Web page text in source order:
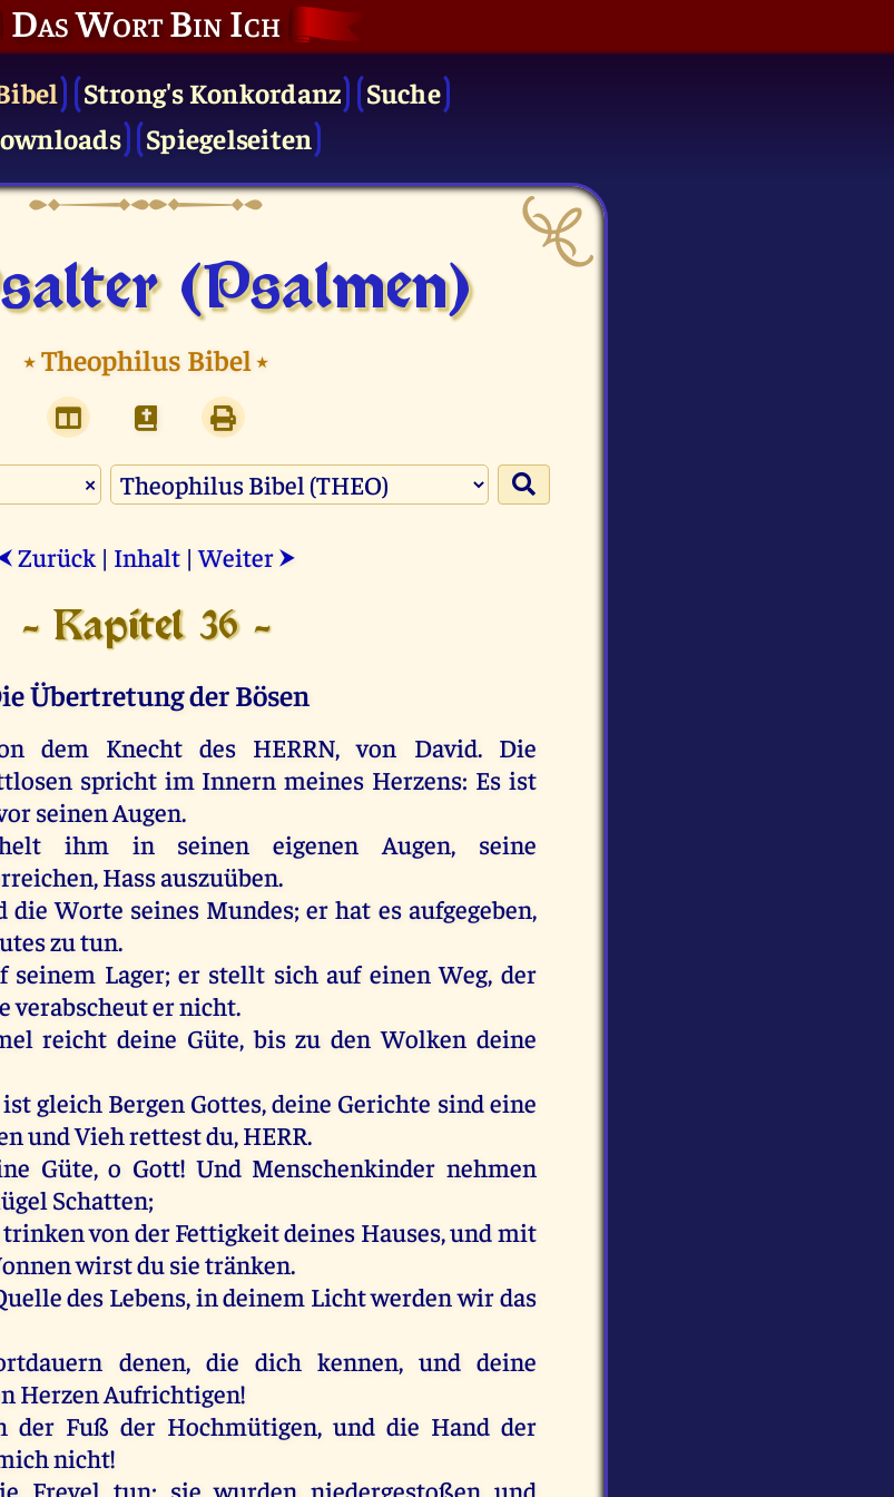
Das Wort Bin Ich
Strong's Konkordanz
Suche
Spiegelseiten
(Psalmen)
⭑Theophilus Bibel⭑
×
Zurück | Inhalt |Weiter ⮞
- Kapitel 36 -
Übertretung der Bösen
dem Knecht des HERRN,von David. Die
spricht im Innern meines Herzens: Es ist
seinen Augen.
ihm in seinen eigenen Augen, seine
Hass auszuüben.
die Worte seines Mundes;er hat es aufgegeben,
zu tun.
seinem Lager;er stellt sich auf einen Weg, der
verabscheuternicht.
reicht deine Güte,bis zu den Wolken deine
istgleich Bergen Gottes,deine Gerichte sind eine
undViehrettestdu,HERR.
Güte,o Gott! Und Menschenkinder nehmen
Schatten;
trinkenvon derFettigkeitdeines Hauses,und mit
wirstdu sietränken.
des Lebens,indeinem Lichtwerden wirdas
denen, die dich kennen, und deine
Herzen Aufrichtigen!
der Fuß der Hochmütigen, und die Hand der
nicht!
Frevel tun; sie wurden niedergestoßen und